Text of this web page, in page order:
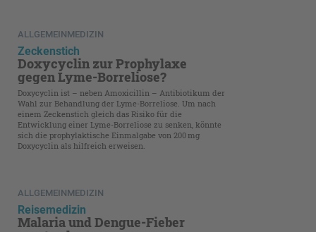
ALLGEMEINMEDIZIN
Zeckenstich
Doxycyclin zur Prophylaxe
gegen Lyme-Borreliose?
Doxycyclin ist – neben Amoxicillin – Antibiotikum der
Wahl zur Behandlung der Lyme-Borreliose. Um nach
einem Zeckenstich gleich das Risiko für die
Entwicklung einer Lyme-Borreliose zu senken, könnte
sich die prophylaktische Einmalgabe von 200 mg
Doxycyclin als hilfreich erweisen.
ALLGEMEINMEDIZIN
Reisemedizin
Malaria und Dengue-Fieber